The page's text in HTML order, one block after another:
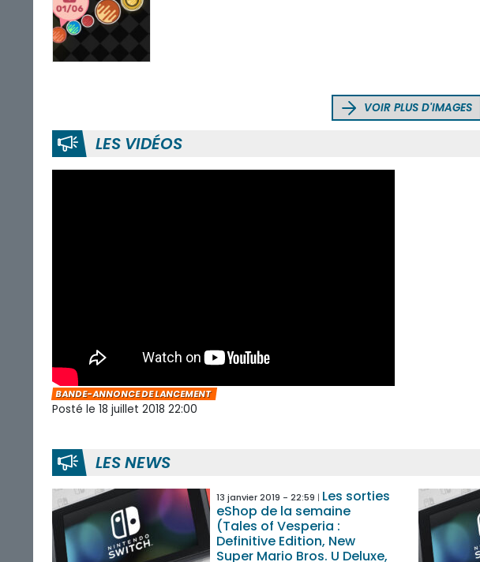
VOIR PLUS D'IMAGES
LES VIDÉOS
BANDE-ANNONCE DE LANCEMENT
Posté le 18 juillet 2018 22:00
LES NEWS
13 janvier 2019 - 22:59
Les sorties
eShop de la semaine
(Tales of Vesperia :
Definitive Edition, New
Super Mario Bros. U Deluxe,